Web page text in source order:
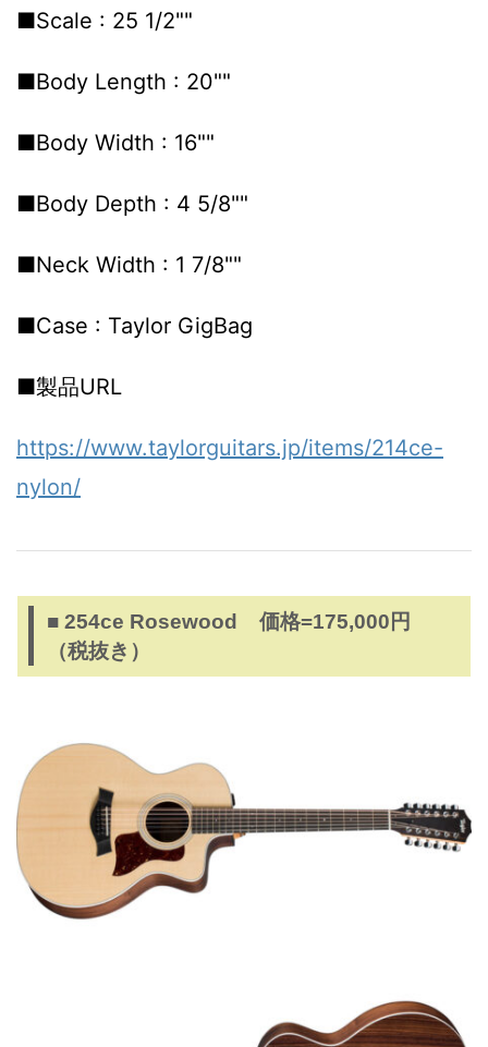
■Scale : 25 1/2""
■Body Length : 20""
■Body Width : 16""
■Body Depth : 4 5/8""
■Neck Width : 1 7/8""
■Case : Taylor GigBag
■製品URL
https://www.taylorguitars.jp/items/214ce-
nylon/
■ 254ce Rosewood 価格=175,000円
（税抜き）